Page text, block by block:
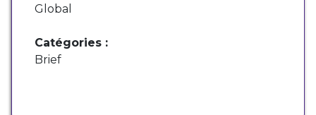
Global
Catégories :
Brief